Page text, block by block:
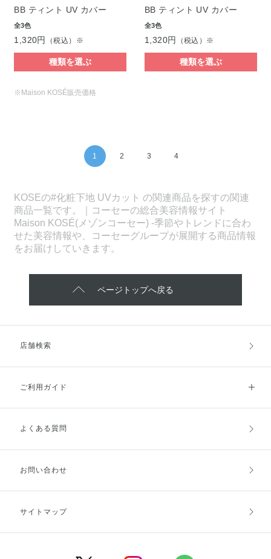
BB ティント UV カバー
全3色
1,320円 （税込）※
種類を選ぶ
BB ティント UV カバー
全3色
1,320円 （税込）※
種類を選ぶ
※Maison KOSÉ販売価格
1 2 3 4
KOSEの#化粧下地 UVカット の関連商品を探すの関連
商品一覧です。｜コーセーの総合美容情報サイト
Maison KOSÉ(メゾンコーセー) -季節やトレンドに合わ
せた美容情報や、コーセーグループが展開する商品情報
をお届けしていきます。
ページトップへ戻る
店舗検索
ご利用ガイド
ご利用ガイドトップ
お支払方法
キャンセル・返品・交換
よくある質問
お問い合わせ
サイトマップ